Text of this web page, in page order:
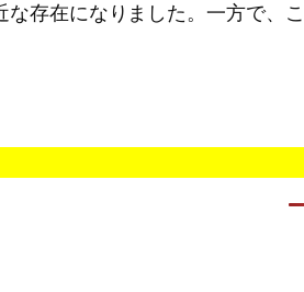
な存在になりました。一方で